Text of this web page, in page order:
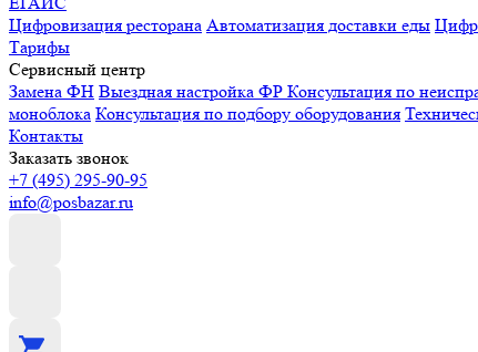
Цифровизация ресторана Автоматизация доставки еды
Тарифы
Сервисный центр
Замена ФН Выездная настройка ФР Консультация по
моноблока Консультация по подбору оборудования
Контакты
Заказать звонок
+7 (495) 295-90-95
info@posbazar.ru